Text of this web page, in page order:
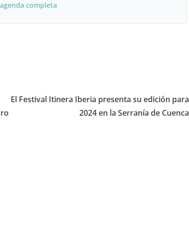
completa
El Festival Itinera Iberia presenta su edición para
2024 en la Serranía de Cuenca